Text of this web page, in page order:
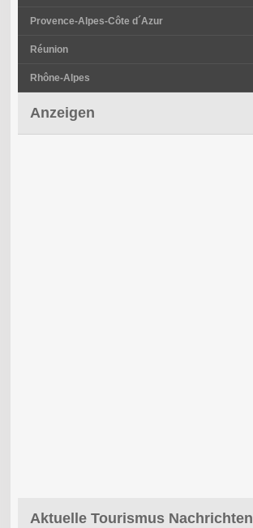
Provence-Alpes-Côte d´Azur
Réunion
Rhône-Alpes
Anzeigen
Aktuelle Tourismus Nachrichten